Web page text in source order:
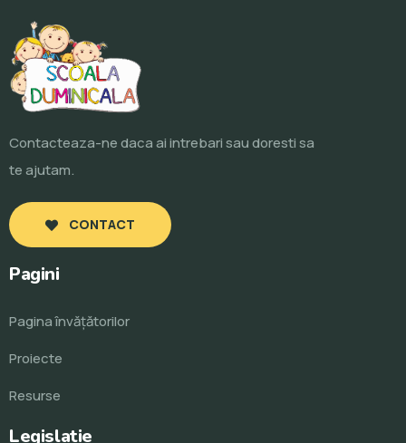
Contacteaza-ne daca ai intrebari sau doresti sa
te ajutam.
CONTACT
Pagini
Pagina învăţătorilor
Proiecte
Resurse
Legislatie